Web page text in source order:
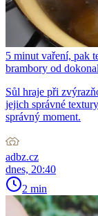
5 minut vaření, pak
brambory od
Sůl hraje při
jejich správné
správný moment.
adbz.cz
dnes, 20:40
2 min